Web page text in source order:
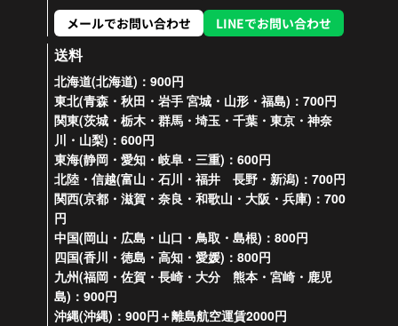
メールでお問い合わせ
LINEでお問い合わせ
送料
北海道(北海道)：900円
東北(青森・秋田・岩手 宮城・山形・福島)：700円
関東(茨城・栃木・群馬・埼玉・千葉・東京・神奈
川・山梨)：600円
東海(静岡・愛知・岐阜・三重)：600円
北陸・信越(富山・石川・福井 長野・新潟)：700円
関西(京都・滋賀・奈良・和歌山・大阪・兵庫)：700
円
中国(岡山・広島・山口・鳥取・島根)：800円
四国(香川・徳島・高知・愛媛)：800円
九州(福岡・佐賀・長崎・大分 熊本・宮崎・鹿児
島)：900円
沖縄(沖縄)：900円＋離島航空運賃2000円